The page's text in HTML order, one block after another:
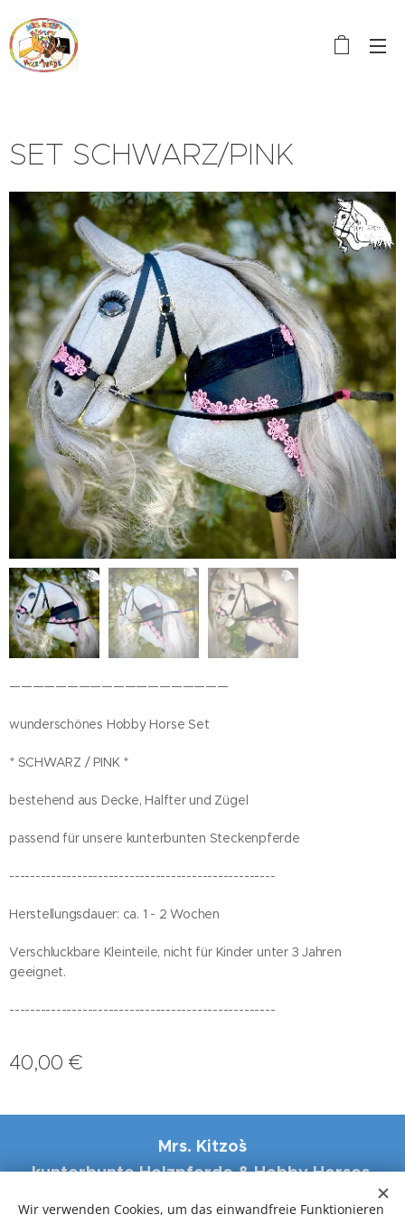
SET SCHWARZ/PINK
———————————————————
wunderschönes Hobby Horse Set
* SCHWARZ / PINK *
bestehend aus Decke, Halfter und Zügel
passend für unsere kunterbunten Steckenpferde
---------------------------------------------------
Herstellungsdauer: ca. 1 - 2 Wochen
Verschluckbare Kleinteile, nicht für Kinder unter 3 Jahren
geeignet.
---------------------------------------------------
40,00 €
Mrs. Kitzo``s
kunterbunte Holzpferde & Hobby Horses,
Wir verwenden Cookies, um das einwandfreie Funktionieren